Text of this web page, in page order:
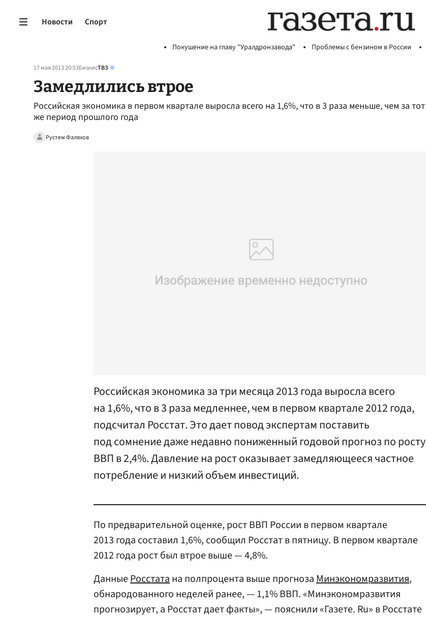
Новости Спорт
Покушение на главу "Уралдронзавода" Проблемы с бензином в России
17 мая 2013 20:53БизнесТВЗ
Замедлились втрое
Российская экономика в первом квартале выросла всего на 1,6%, что в 3 раза меньше, чем за тот
же период прошлого года
Рустем Фаляхов
Российская экономика за три месяца 2013 года выросла всего
на 1,6%, что в 3 раза медленнее, чем в первом квартале 2012 года,
подсчитал Росстат. Это дает повод экспертам поставить
под сомнение даже недавно пониженный годовой прогноз по росту
ВВП в 2,4%. Давление на рост оказывает замедляющееся частное
потребление и низкий объем инвестиций.
По предварительной оценке, рост ВВП России в первом квартале
2013 года составил 1,6%, сообщил Росстат в пятницу. В первом квартале
2012 года рост был втрое выше — 4,8%.
ДанныеРосстатана полпроцента выше прогнозаМинэкономразвития,
обнародованного неделей ранее, — 1,1% ВВП. «Минэкономразвития
прогнозирует, а Росстат дает факты», — пояснили «Газете. Ru» в Росстате